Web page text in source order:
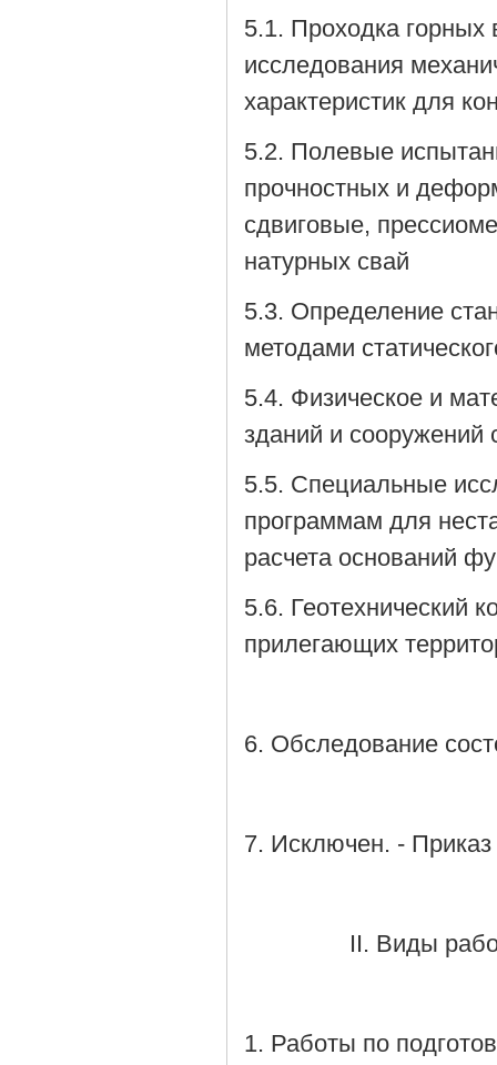
5.1. Проходка
исследования
характеристик для
5.2. Полевые
прочностных и
сдвиговые,
натурных свай
5.3. Определение
методами
5.4. Физическое и
зданий и сооружений
5.5. Специальные
программам для
расчета оснований
5.6. Геотехнический
прилегающих
6. Обследование
7. Исключен. -
II. Виды
1. Работы по